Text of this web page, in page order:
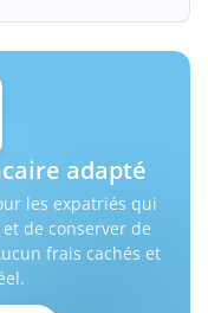
adapté
les expatriés qui
de conserver de
frais cachés et